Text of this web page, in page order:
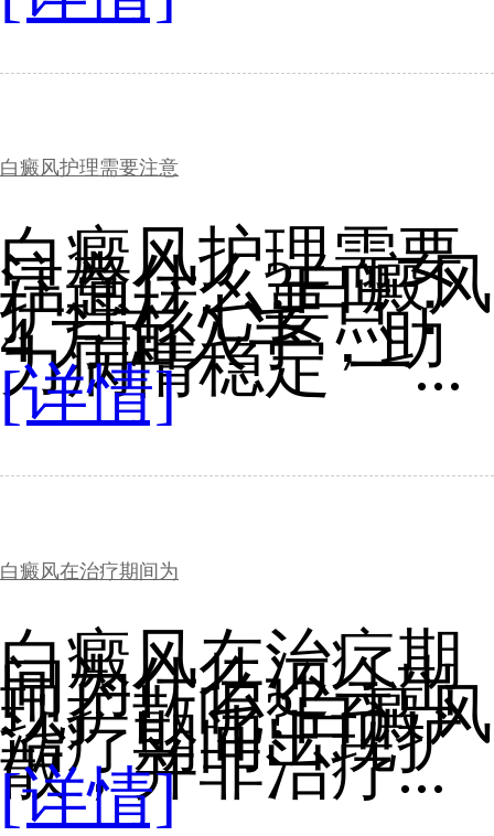
白癜风护理需要注意
白癜风护理需要
注意什么?白癜风
护理核心要点：
4 方面入手，助
力病情稳定 一...
[详情]
白癜风在治疗期间为
白癜风在治疗期
间为什么还会出
现扩散呢?白癜风
治疗期间出现扩
散，并非治疗...
[详情]